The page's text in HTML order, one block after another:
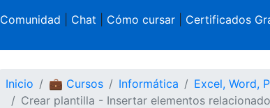
Comunidad Chat Cómo cursar| Certificados
Inicio 💼 Cursos Informática
Excel, Word,
Crear plantilla - Insertar elementos